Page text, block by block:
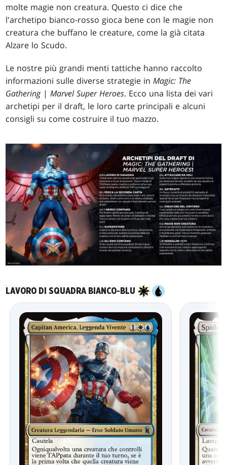
molte magie non creatura. Questo ci dice che
l'archetipo bianco-rosso gioca bene con le magie non
creatura che buffano le creature, come la già citata
Alzare lo Scudo.
Le nostre più grandi menti tattiche hanno raccolto
informazioni sulle diverse strategie inMagic: The
Gathering|Marvel Super Heroes. Ecco una lista dei vari
archetipi per il draft, le loro carte principali e alcuni
consigli su come costruire il tuo mazzo.
LAVORO DI SQUADRA BIANCO-BLU